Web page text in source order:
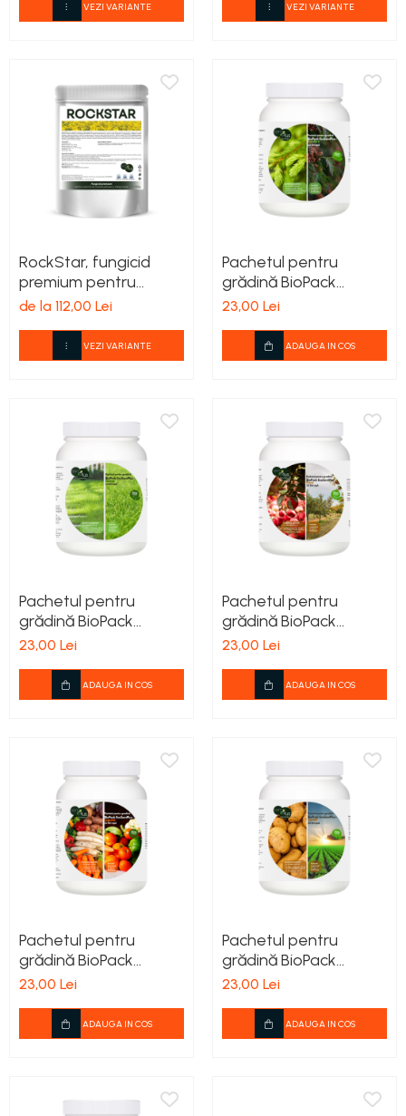
VEZI VARIANTE VEZI VARIANTE
RockStar, fungicid
premium pentru
culturile de păioase și
de la 112,00 Lei
VEZI VARIANTE
Pachetul pentru
grădină BioPack
EcoSemPlus-Conifere
23,00 Lei
ADAUGA IN COS
Pachetul pentru
grădină BioPack
EcoSemPlus-Gazon
23,00 Lei
ADAUGA IN COS
Pachetul pentru
grădină BioPack
EcoSemPlus-Pomi
23,00 Lei
ADAUGA IN COS
Pachetul pentru
grădină BioPack
EcoSemPlus-Legume
23,00 Lei
ADAUGA IN COS
Pachetul pentru
grădină BioPack
EcoSemPlus-Cartofi
23,00 Lei
ADAUGA IN COS